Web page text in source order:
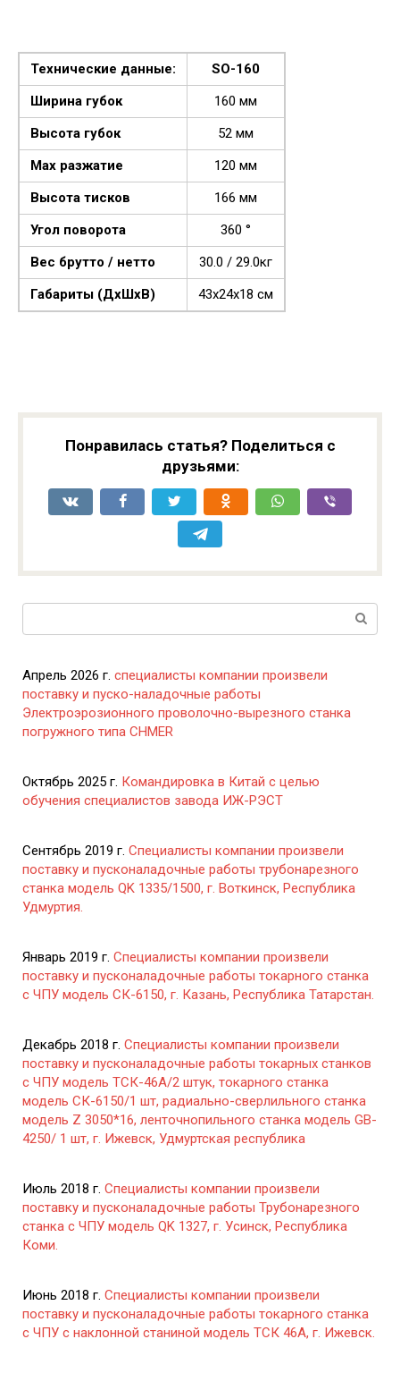
Технические данные:
SO-160
Ширина губок
160 мм
Высота губок
52 мм
Max разжатие
120 мм
Высота тисков
166 мм
Угол поворота
360 °
Вес брутто / нетто
30.0 / 29.0кг
Габариты (ДхШхВ)
43х24х18 см
Понравилась статья? Поделиться с
друзьями:
Апрель 2026 г. специалисты компании произвели
поставку и пуско-наладочные работы
Электроэрозионного проволочно-вырезного станка
погружного типа CHMER
Октябрь 2025 г. Командировка в Китай с целью
обучения специалистов завода ИЖ-РЭСТ
Сентябрь 2019 г. Специалисты компании произвели
поставку и пусконаладочные работы трубонарезного
станка модель QK 1335/1500, г. Воткинск, Республика
Удмуртия.
Январь 2019 г. Специалисты компании произвели
поставку и пусконаладочные работы токарного станка
с ЧПУ модель СК-6150, г. Казань, Республика Татарстан.
Декабрь 2018 г. Специалисты компании произвели
поставку и пусконаладочные работы токарных станков
с ЧПУ модель ТСК-46А/2 штук, токарного станка
модель СК-6150/1 шт, радиально-сверлильного станка
модель Z 3050*16, ленточнопильного станка модель GB-
4250/ 1 шт, г. Ижевск, Удмуртская республика
Июль 2018 г. Специалисты компании произвели
поставку и пусконаладочные работы Трубонарезного
станка с ЧПУ модель QK 1327, г. Усинск, Республика
Коми.
Июнь 2018 г. Специалисты компании произвели
поставку и пусконаладочные работы токарного станка
с ЧПУ с наклонной станиной модель ТСК 46А, г. Ижевск.